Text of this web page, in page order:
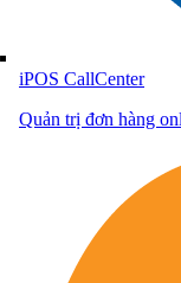
iPOS CallCenter
Quản trị đơn hàng